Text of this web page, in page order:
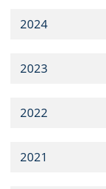
2024
2023
2022
2021